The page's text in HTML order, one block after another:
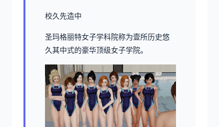
校久先造中
圣玛格丽特女子学科院称为壹所历史悠
久其中式的豪华顶级女子学院。